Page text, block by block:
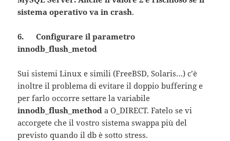
sistema operativo va in crash.
6. Configurare il parametro
innodb_flush_metod
Sui sistemi Linux e simili (FreeBSD, Solaris…) c’è
inoltre il problema di evitare il doppio buffering e
per farlo occorre settare la variabile
innodb_flush_method a O_DIRECT. Fatelo se vi
accorgete che il vostro sistema swappa più del
previsto quando il db è sotto stress.